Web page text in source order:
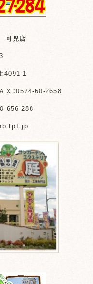
可児店
4091-1
：0574-60-2658
656-288